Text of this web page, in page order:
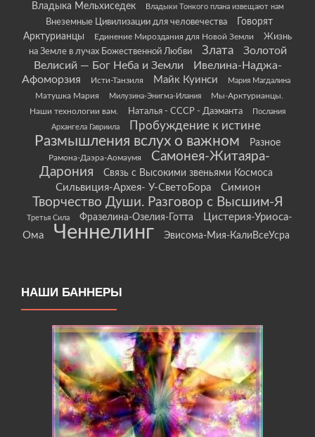
Владыка Мельхиседек Владыки Тонкого плана извещают нам
Внеземные Цивилизации для человечества
Говорят
Арктурианцы
Единение Мироздания для Новой Земли
Жизнь
на Земле в лучах Божественной Любви
Злата
Золотой
Велисий — Бог Неба и Земли
Ивелина-Наджа-
Афоморзия
Исти-Танзиля Майк Куинси Мария Магдалина
Матушка Мария Милузина-Энигма-Илания
Мы-Арктурианцы.
Наши технологии вам.
Наталья - СССР - Даэманта
Послания
Архангела Гавриила
Пробуждение к истине
Размышления вслух о важном Разное
Рамона-Даэра-Аомаумя
Самонея-Житаяра-
Дарония
Связь с Высокими звеньями Космоса
Сильвиция-Архея- У-СветоБора Симион
Творчество Души. Разговор с Высшим-Я
Третья Сила Фразелина-Озелия-Готта
Цистерия-Уриоса-
Ома
Ченнелинг Эвисома-Мия-КалиВсеУсра
НАШИ БАННЕРЫ